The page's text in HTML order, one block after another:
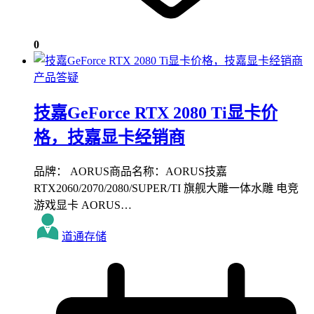
0
产品答疑
技嘉GeForce RTX 2080 Ti显卡价
格，技嘉显卡经销商
品牌： AORUS商品名称：AORUS技嘉
RTX2060/2070/2080/SUPER/TI 旗舰大雕一体水雕 电竞
游戏显卡 AORUS…
道通存储